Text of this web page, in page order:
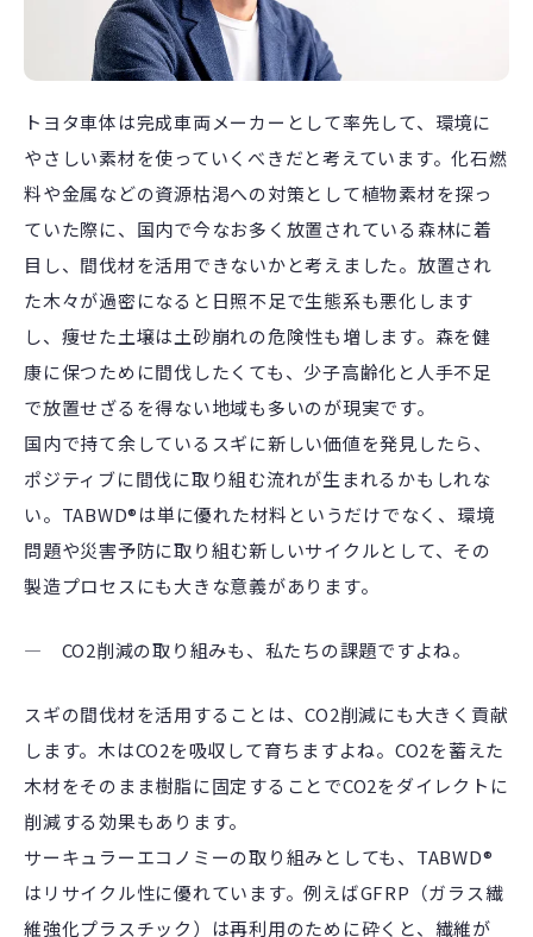
トヨタ車体は完成車両メーカーとして率先して、環境に
やさしい素材を使っていくべきだと考えています。化石燃
料や金属などの資源枯渇への対策として植物素材を探っ
ていた際に、国内で今なお多く放置されている森林に着
目し、間伐材を活用できないかと考えました。放置され
た木々が過密になると日照不足で生態系も悪化します
し、痩せた土壌は土砂崩れの危険性も増します。森を健
康に保つために間伐したくても、少子高齢化と人手不足
で放置せざるを得ない地域も多いのが現実です。
国内で持て余しているスギに新しい価値を発見したら、
ポジティブに間伐に取り組む流れが生まれるかもしれな
い。TABWD®は単に優れた材料というだけでなく、環境
問題や災害予防に取り組む新しいサイクルとして、その
製造プロセスにも大きな意義があります。
― CO2削減の取り組みも、私たちの課題ですよね。
スギの間伐材を活用することは、CO2削減にも大きく貢献
します。木はCO2を吸収して育ちますよね。CO2を蓄えた
木材をそのまま樹脂に固定することでCO2をダイレクトに
削減する効果もあります。
サーキュラーエコノミーの取り組みとしても、TABWD®
はリサイクル性に優れています。例えばGFRP（ガラス繊
維強化プラスチック）は再利用のために砕くと、繊維が